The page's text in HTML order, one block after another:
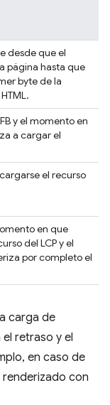
desde que el
página hasta que
byte de la
y el momento en
a cargar el
el recurso
en que
del LCP y el
por completo el
carga de
retraso y el
en caso de
con